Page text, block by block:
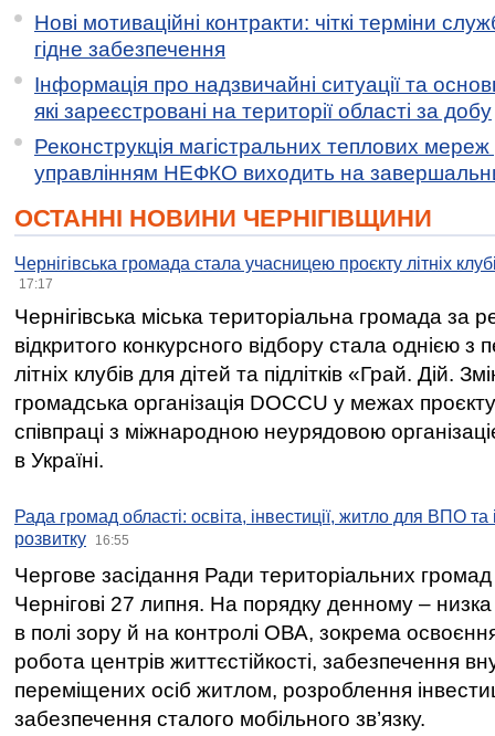
Нові мотиваційні контракти: чіткі терміни
гідне забезпечення
Інформація про надзвичайні ситуації та
які зареєстровані на території області за добу
Реконструкція магістральних теплових мереж
управлінням НЕФКО виходить на
ОСТАННІ НОВИНИ ЧЕРНІГІВЩИНИ
Чернігівська громада стала учасницею проєкту літніх
17:17
Чернігівська міська територіальна громада за
відкритого конкурсного відбору стала однією
літніх клубів для дітей та підлітків «Грай. Дій.
громадська організація DOCCU у межах
співпраці з міжнародною неурядовою
в Україні.
Рада громад області: освіта, інвестиції, житло для ВПО
розвитку
16:55
Чергове засідання Ради територіальних громад
Чернігові 27 липня. На порядку денному –
в полі зору й на контролі ОВА, зокрема освоєння
робота центрів життєстійкості, забезпечення
переміщених осіб житлом, розроблення
забезпечення сталого мобільного зв’язку.